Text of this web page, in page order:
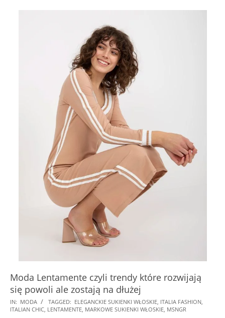
Moda Lentamente czyli trendy które rozwijają
się powoli ale zostają na dłużej
2024-
12-
IN: MODA TAGGED: ELEGANCKIE SUKIENKI WŁOSKIE ITALIA FASHION
ITALIAN CHIC LENTAMENTE MARKOWE SUKIENKI WŁOSKIE MSNGR